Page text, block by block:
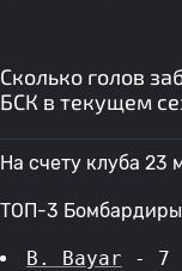
Сколько голов
БСК в текущем
На счету клуба 23
ТОП-3 Бомбардиры
B. Bayar - 7